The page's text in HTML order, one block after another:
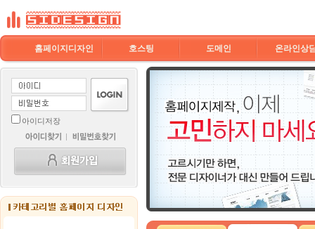
홈페이지디자인 호스팅 도메인 온라인상
아이디저장